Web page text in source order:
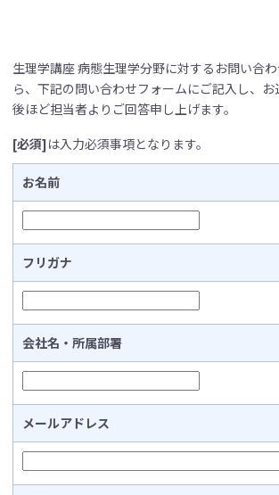
生理学講座 病態生理学分野に対するお問い合
ら、下記の問い合わせフォームにご記入し、お
後ほど担当者よりご回答申し上げます。
[必須] は入力必須事項となります。
お名前
フリガナ
会社名・所属部署
メールアドレス